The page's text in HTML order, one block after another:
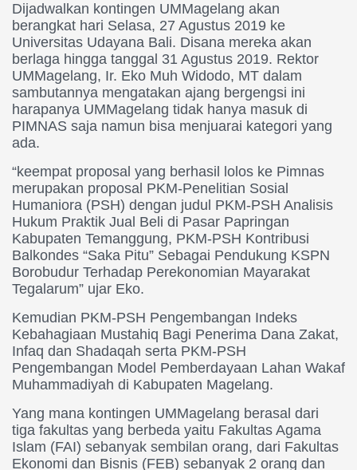
Dijadwalkan kontingen UMMagelang akan
berangkat hari Selasa, 27 Agustus 2019 ke
Universitas Udayana Bali. Disana mereka akan
berlaga hingga tanggal 31 Agustus 2019. Rektor
UMMagelang, Ir. Eko Muh Widodo, MT dalam
sambutannya mengatakan ajang bergengsi ini
harapanya UMMagelang tidak hanya masuk di
PIMNAS saja namun bisa menjuarai kategori yang
ada.
“keempat proposal yang berhasil lolos ke Pimnas
merupakan proposal PKM-Penelitian Sosial
Humaniora (PSH) dengan judul PKM-PSH Analisis
Hukum Praktik Jual Beli di Pasar Papringan
Kabupaten Temanggung, PKM-PSH Kontribusi
Balkondes “Saka Pitu” Sebagai Pendukung KSPN
Borobudur Terhadap Perekonomian Mayarakat
Tegalarum” ujar Eko.
Kemudian PKM-PSH Pengembangan Indeks
Kebahagiaan Mustahiq Bagi Penerima Dana Zakat,
Infaq dan Shadaqah serta PKM-PSH
Pengembangan Model Pemberdayaan Lahan Wakaf
Muhammadiyah di Kabupaten Magelang.
Yang mana kontingen UMMagelang berasal dari
tiga fakultas yang berbeda yaitu Fakultas Agama
Islam (FAI) sebanyak sembilan orang, dari Fakultas
Ekonomi dan Bisnis (FEB) sebanyak 2 orang dan